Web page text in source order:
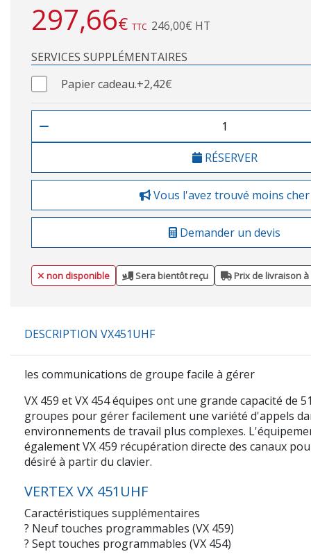
297,66€ TTC 246,00€ HT
SERVICES SUPPLÉMENTAIRES
Papier cadeau.+2,42€
RÉSERVER
Vous l'avez trouvé moins cher
Demander un devis
non disponible Sera bientôt reçu Prix de livraison
DESCRIPTION VX451UHF
les communications de groupe facile à gérer
VX 459 et VX 454 équipes ont une grande capacité de
groupes pour gérer facilement une variété d'appels
environnements de travail plus complexes.
également VX 459 récupération directe des canaux
désiré à partir du clavier.
VERTEX VX 451UHF
Caractéristiques supplémentaires
? Neuf touches programmables (VX 459)
? Sept touches programmables (VX 454)